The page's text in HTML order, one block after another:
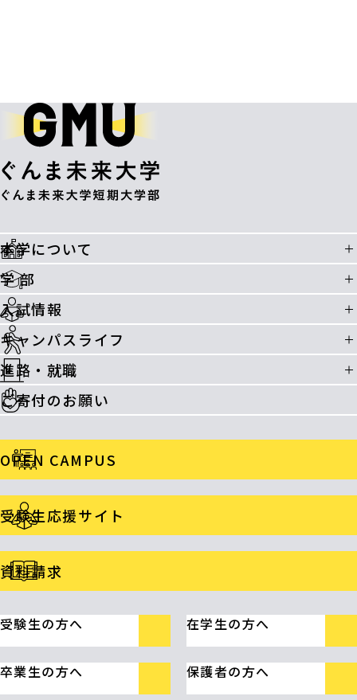
本学について
学 部
入試情報
キャンパスライフ
進路・就職
ご寄付のお願い
OPEN CAMPUS
受験生応援サイト
資料請求
受験生の方へ 在学生の方へ
卒業生の方へ 保護者の方へ